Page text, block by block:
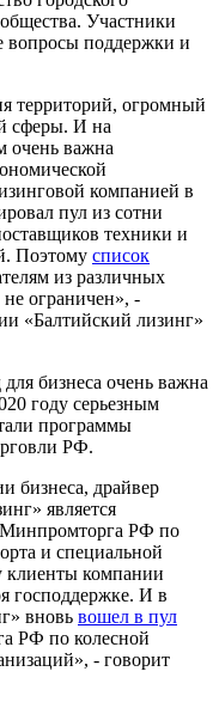
Участники
вопросы поддержки и
территорий, огромный
сферы. И на
очень важна
компанией в
пул из сотни
техники и
Поэтому список
из различных
ограничен», -
«Балтийский лизинг»
бизнеса очень важна
году серьезным
программы
РФ.
бизнеса, драйвер
является
Минпромторга РФ по
и специальной
клиенты компании
господдержке. И в
вновь вошел в пул
РФ по колесной
- говорит